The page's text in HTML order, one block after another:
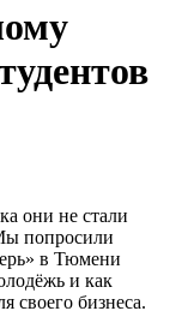
они не стали
попросили
в Тюмени
и как
своего бизнеса.